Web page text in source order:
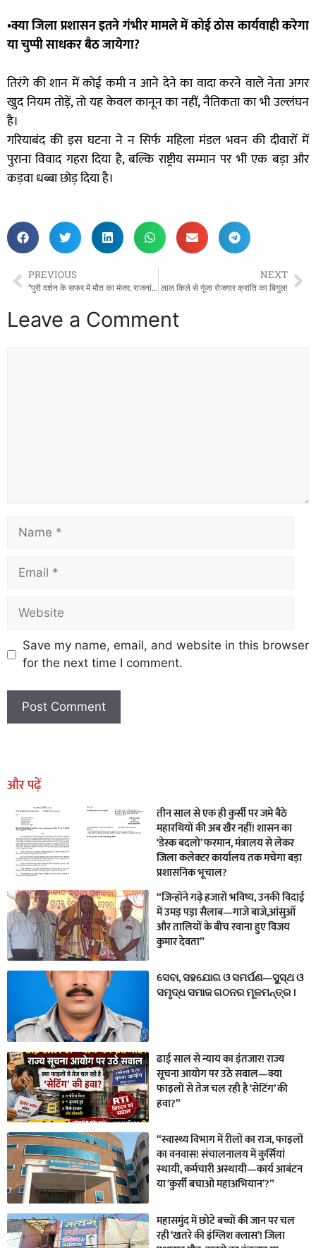
•क्या जिला प्रशासन इतने गंभीर मामले में कोई ठोस कार्यवाही करेगा
या चुप्पी साधकर बैठ जायेगा?
तिरंगे की शान में कोई कमी न आने देने का वादा करने वाले नेता अगर
खुद नियम तोड़ें, तो यह केवल कानून का नहीं, नैतिकता का भी उल्लंघन
है।
गरियाबंद की इस घटना ने न सिर्फ महिला मंडल भवन की दीवारों में
पुराना विवाद गहरा दिया है, बल्कि राष्ट्रीय सम्मान पर भी एक बड़ा और
कड़वा धब्बा छोड़ दिया है।
PREVIOUS
“पुरी दर्शन के सफर में मौत का मंजर: राजनांदगांव में कार-ट्रक भिड़ंत, इंदौर के 6 युवकों की मौके पर मौत”
NEXT
लाल किले से गूंजा रोजगार क्रांति का बिगुल!
Leave a Comment
Save my name, email, and website in this browser
for the next time I comment.
और पढ़ें
तीन साल से एक ही कुर्सी पर जमे बैठे
महारथियों की अब खैर नहीं! शासन का
‘डेस्क बदलो’ फरमान, मंत्रालय से लेकर
जिला कलेक्टर कार्यालय तक मचेगा बड़ा
प्रशासनिक भूचाल?
“जिन्होंने गढ़े हजारों भविष्य, उनकी विदाई
में उमड़ पड़ा सैलाब—गाजे बाजे,आंसुओं
और तालियों के बीच रवाना हुए विजय
कुमार देवता”
ସେବା, ସହଯୋଗ ଓ ସମର୍ପଣ—ସୁସ୍ଥ ଓ
ସମୃଦ୍ଧ ସମାଜ ଗଠନର ମୂଳମନ୍ତ୍ର ।
ढाई साल से न्याय का इंतजार! राज्य
सूचना आयोग पर उठे सवाल—क्या
फाइलों से तेज चल रही है ‘सेटिंग’ की
हवा?”
“स्वास्थ्य विभाग में रीलों का राज, फाइलों
का वनवास! संचालनालय में कुर्सियां
स्थायी, कर्मचारी अस्थायी—कार्य आबंटन
या ‘कुर्सी बचाओ महाअभियान’?”
महासमुंद में छोटे बच्चों की जान पर चल
रही ‘खतरे की इंग्लिश क्लास’! जिला